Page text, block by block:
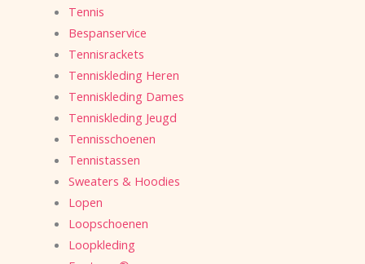
Tennis
Bespanservice
Tennisrackets
Tenniskleding Heren
Tenniskleding Dames
Tenniskleding Jeugd
Tennisschoenen
Tennistassen
Sweaters & Hoodies
Lopen
Loopschoenen
Loopkleding